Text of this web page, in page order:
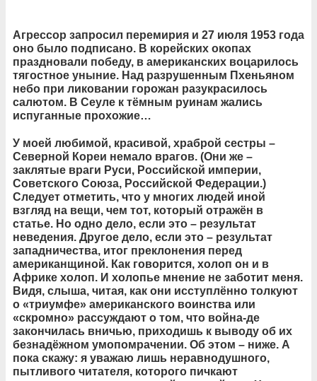
Агрессор запросил перемирия и 27 июля 1953 года
оно было подписано. В корейских окопах
праздновали победу, в американских воцарилось
тягостное уныние. Над разрушенным Пхеньяном
небо при ликовании горожан разукрасилось
салютом. В Сеуле к тёмным руинам жались
испуганные прохожие…
У моей любимой, красивой, храброй сестры –
Северной Кореи немало врагов. (Они же –
заклятые враги Руси, Российской империи,
Советского Союза, Российской Федерации.)
Следует отметить, что у многих людей иной
взгляд на вещи, чем тот, который отражён в
статье. Но одно дело, если это – результат
неведения. Другое дело, если это – результат
западничества, итог преклонения перед
американщиной. Как говорится, холоп он и в
Африке холоп. И холопье мнение не заботит меня.
Видя, слыша, читая, как они исступлённо толкуют
о «триумфе» американского воинства или
«скромно» рассуждают о том, что война-де
закончилась вничью, приходишь к выводу об их
безнадёжном умопомрачении. Об этом – ниже. А
пока скажу: я уважаю лишь неравнодушного,
пытливого читателя, которого пичкают